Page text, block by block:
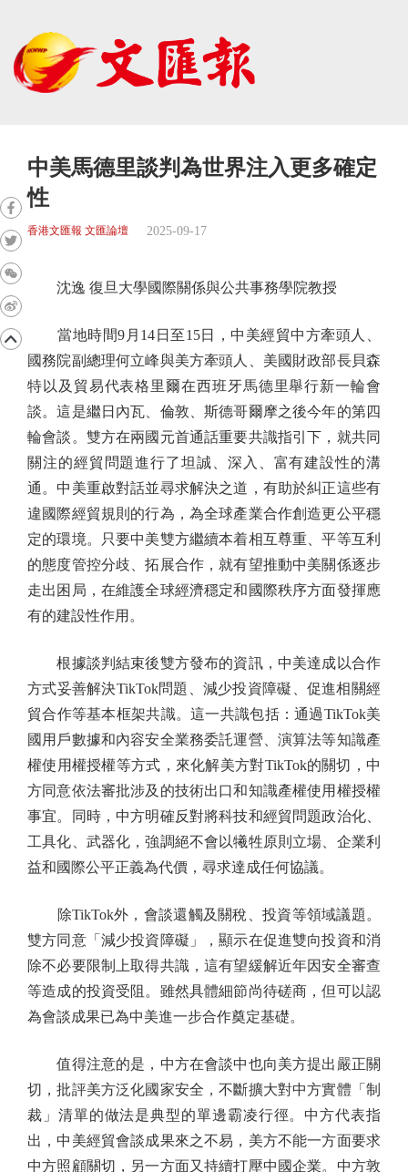
中美馬德里談判為世界注入更多確定
性
香港文匯報 文匯論壇 2025-09-17
沈逸 復旦大學國際關係與公共事務學院教授
當地時間9月14日至15日，中美經貿中方牽頭人、
國務院副總理何立峰與美方牽頭人、美國財政部長貝森
特以及貿易代表格里爾在西班牙馬德里舉行新一輪會
談。這是繼日內瓦、倫敦、斯德哥爾摩之後今年的第四
輪會談。雙方在兩國元首通話重要共識指引下，就共同
關注的經貿問題進行了坦誠、深入、富有建設性的溝
通。中美重啟對話並尋求解決之道，有助於糾正這些有
違國際經貿規則的行為，為全球產業合作創造更公平穩
定的環境。只要中美雙方繼續本着相互尊重、平等互利
的態度管控分歧、拓展合作，就有望推動中美關係逐步
走出困局，在維護全球經濟穩定和國際秩序方面發揮應
有的建設性作用。
根據談判結束後雙方發布的資訊，中美達成以合作
方式妥善解決TikTok問題、減少投資障礙、促進相關經
貿合作等基本框架共識。這一共識包括：通過TikTok美
國用戶數據和內容安全業務委託運營、演算法等知識產
權使用權授權等方式，來化解美方對TikTok的關切，中
方同意依法審批涉及的技術出口和知識產權使用權授權
事宜。同時，中方明確反對將科技和經貿問題政治化、
工具化、武器化，強調絕不會以犧牲原則立場、企業利
益和國際公平正義為代價，尋求達成任何協議。
除TikTok外，會談還觸及關稅、投資等領域議題。
雙方同意「減少投資障礙」，顯示在促進雙向投資和消
除不必要限制上取得共識，這有望緩解近年因安全審查
等造成的投資受阻。雖然具體細節尚待磋商，但可以認
為會談成果已為中美進一步合作奠定基礎。
值得注意的是，中方在會談中也向美方提出嚴正關
切，批評美方泛化國家安全，不斷擴大對中方實體「制
裁」清單的做法是典型的單邊霸凌行徑。中方代表指
出，中美經貿會談成果來之不易，美方不能一方面要求
中方照顧關切，另一方面又持續打壓中國企業。中方敦